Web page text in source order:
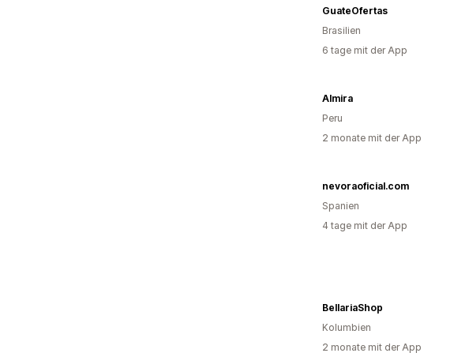
GuateOfertas
Brasilien
6 tage mit der App
Almira
Peru
2 monate mit der App
nevoraoficial.com
Spanien
4 tage mit der App
BellariaShop
Kolumbien
2 monate mit der App